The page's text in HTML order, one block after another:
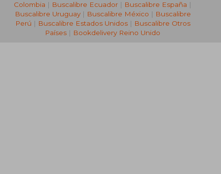
Colombia | Buscalibre Ecuador | Buscalibre España |
Buscalibre Uruguay| Buscalibre México | Buscalibre
Perú | Buscalibre Estados Unidos| Buscalibre Otros
Países | Bookdelivery Reino Unido